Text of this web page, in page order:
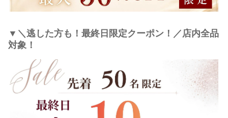
▼＼逃した方も！最終日限定クーポン！／店内全品
対象！